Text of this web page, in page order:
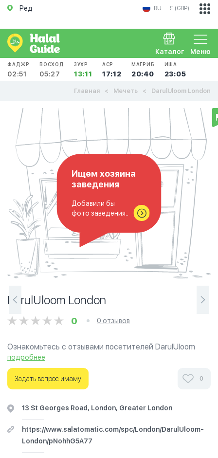
Ред RU £ (GBP)
Меню
Каталог
ФАДЖР
02:51
ВОСХОД
05:27
ЗУХР
13:11
АСР
17:12
МАГРИБ
20:40
ИША
23:05
Главная Мечеть DarulUloom London
Ищем хозяина
заведения
Добавили бы
фото заведения..
DarulUloom London
0 0 отзывов
Ознакомьтесь с отзывами посетителей DarulUloom
London в г.Ред на фотографиях и узнайте о часах
работы. Ваше духовное путешествие начинается
здесь.
подробнее
Задать вопрос имаму 0
13 St Georges Road, London, Greater London
https://www.salatomatic.com/spc/London/DarulUloom-
London/pNohhG5A77